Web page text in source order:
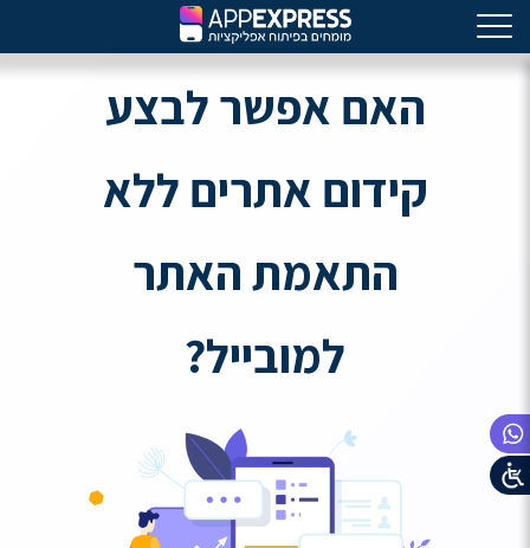
האם אפשר לבצע
קידום אתרים ללא
התאמת האתר
למובייל?